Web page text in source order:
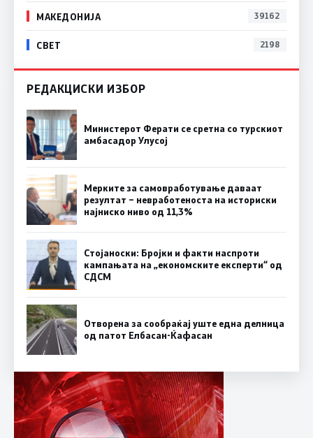
МАКЕДОНИЈА 39162
СВЕТ 2198
РЕДАКЦИСКИ ИЗБОР
Министерот Ферати се сретна со турскиот
амбасадор Улусој
Мерките за самовработување даваат
резултат – невработеноста на историски
најниско ниво од 11,3%
Стојаноски: Бројки и факти наспроти
кампањата на „економските експерти“ од
СДСM
Отворена за сообраќај уште една делница
од патот Елбасан-Ќафасан